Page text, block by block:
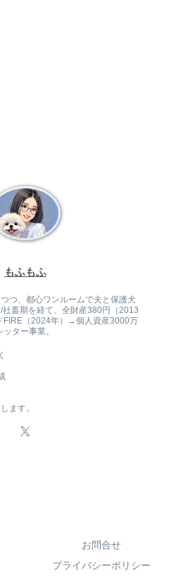
もふもふ
つ、都心ワンルームで夫と保護犬
社畜期を経て、全財産380円（2013
（2024年）→個人資産3000万
ター事業。
ます。
お問合せ
プライバシーポリシー